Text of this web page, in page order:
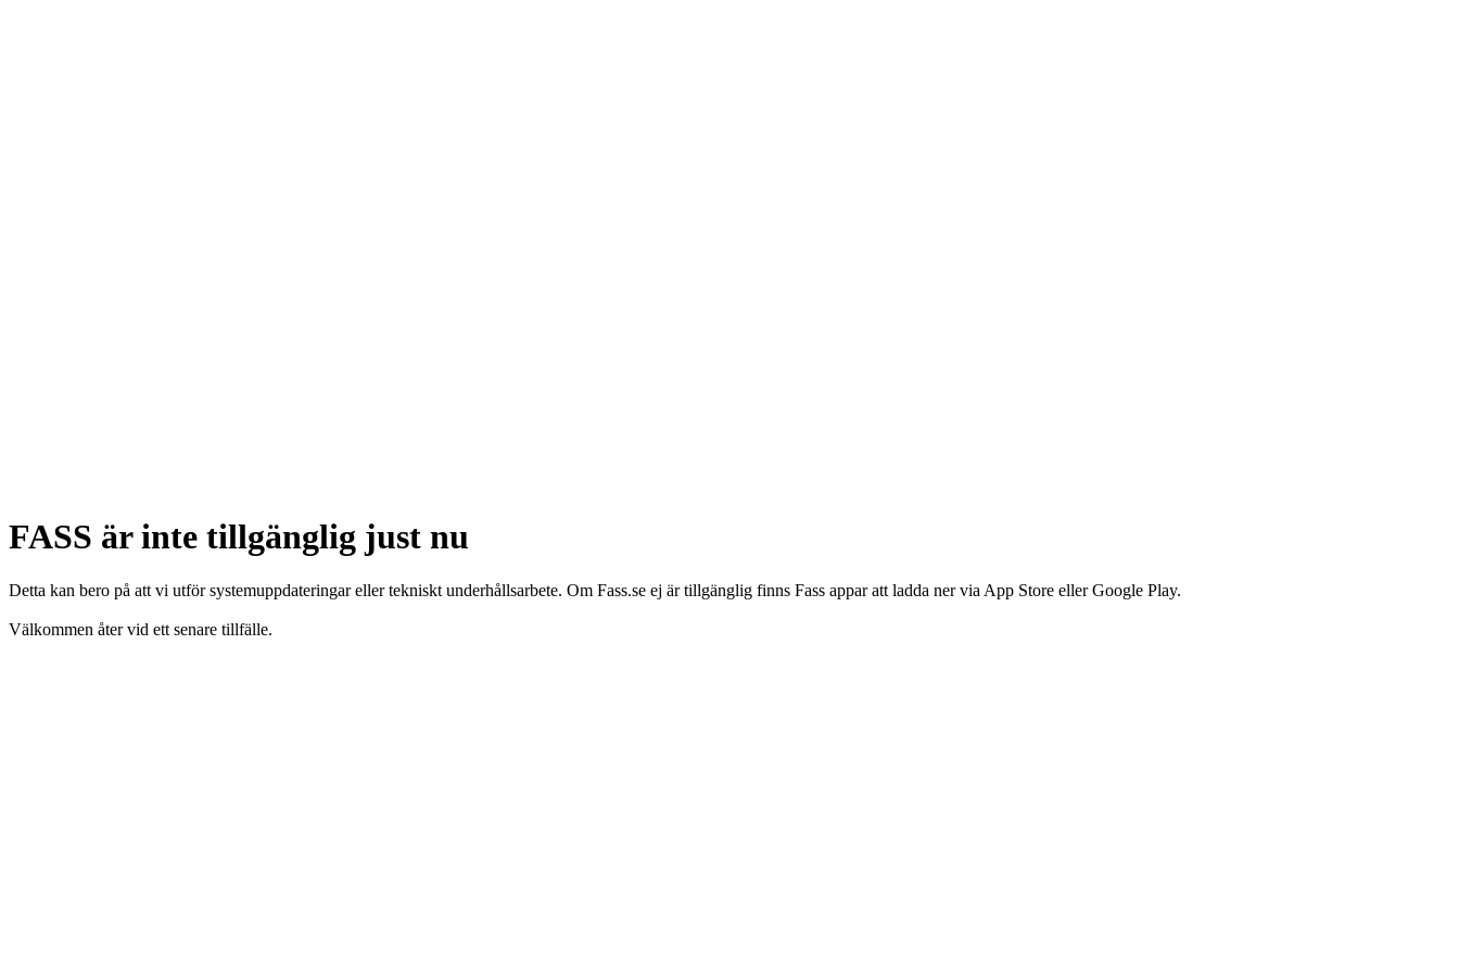
FASS är inte tillgänglig just nu
Detta kan bero på att vi utför systemuppdateringar eller tekniskt underhållsarbete. Om Fass.se ej är tillgänglig finns Fass appar att ladda ner via App Store eller Google Play.
Välkommen åter vid ett senare tillfälle.